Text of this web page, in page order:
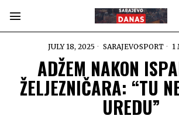
JULY 18, 2025 SARAJEVO·SPORT 1
ADŽEM NAKON
ŽELJEZNIČARA: “TU
UREDU”